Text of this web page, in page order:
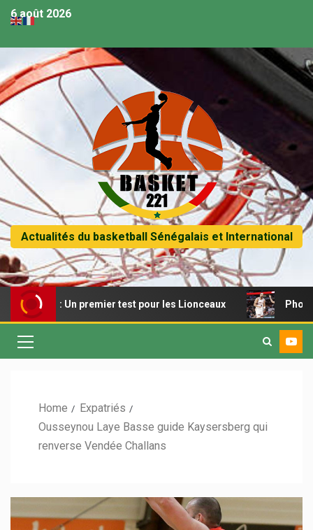
6 août 2026
Actualités du basketball Sénégalais et International
: Un premier test pour les Lionceaux Phoenix
Home
Expatriés
Ousseynou Laye Basse guide Kaysersberg qui
renverse Vendée Challans